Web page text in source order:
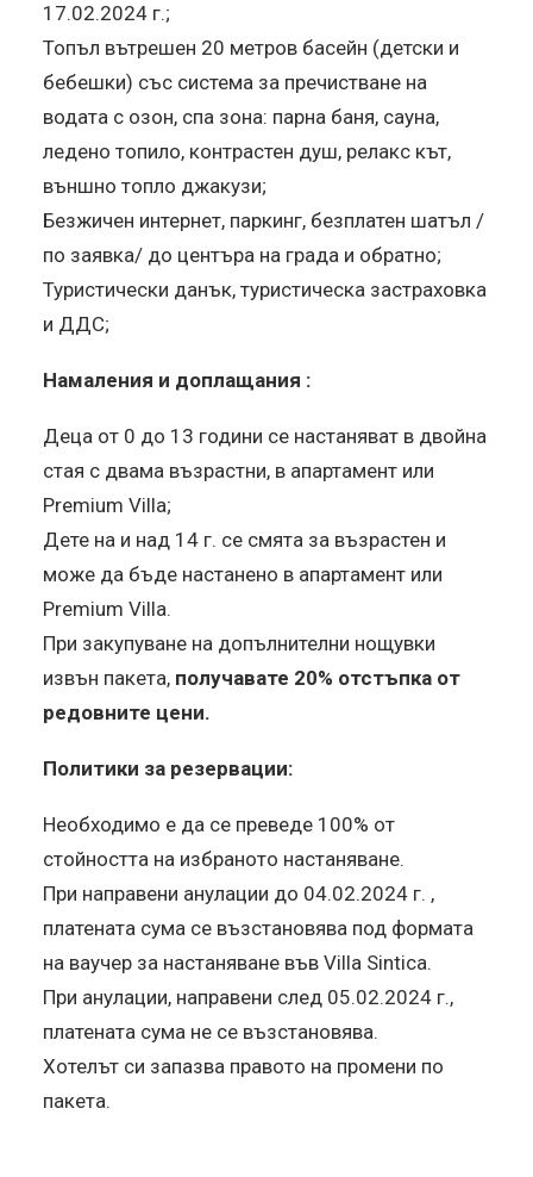
17.02.2024 г.;
Топъл вътрешен 20 метров басейн (детски и
бебешки) със система за пречистване на
водата с озон, спа зона: парна баня, сауна,
ледено топило, контрастен душ, релакс кът,
външно топло джакузи;
Безжичен интернет, паркинг, безплатен шатъл /
по заявка/ до центъра на града и обратно;
Туристически данък, туристическа застраховка
и ДДС;
Намаления и доплащания :
Деца от 0 до 13 години се настаняват в двойна
стая с двама възрастни, в апартамент или
Premium Villa;
Дете на и над 14 г. се смята за възрастен и
може да бъде настанено в апартамент или
Premium Villa.
При закупуване на допълнителни нощувки
извън пакета, получавате 20% отстъпка от
редовните цени.
Политики за резервации:
Необходимо е да се преведе 100% от
стойността на избраното настаняване.
При направени анулации до 04.02.2024 г. ,
платената сума се възстановява под формата
на ваучер за настаняване във Villa Sintica.
При анулации, направени след 05.02.2024 г.,
платената сума не се възстановява.
Хотелът си запазва правото на промени по
пакета.